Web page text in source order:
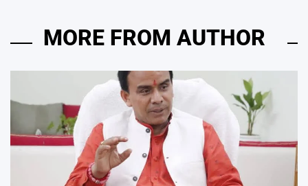
MORE FROM AUTHOR